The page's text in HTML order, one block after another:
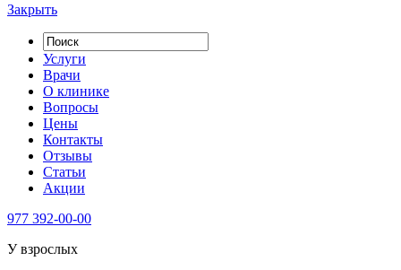
Закрыть
Услуги
Врачи
О клинике
Вопросы
Цены
Контакты
Отзывы
Статьи
Акции
977 392-00-00
У взрослых